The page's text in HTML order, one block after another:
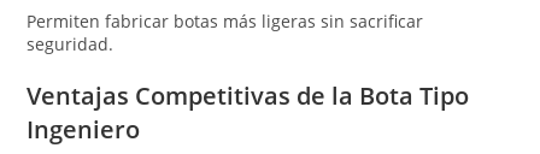
Permiten fabricar botas más ligeras sin sacrificar
seguridad.
Ventajas Competitivas de la Bota Tipo
Ingeniero